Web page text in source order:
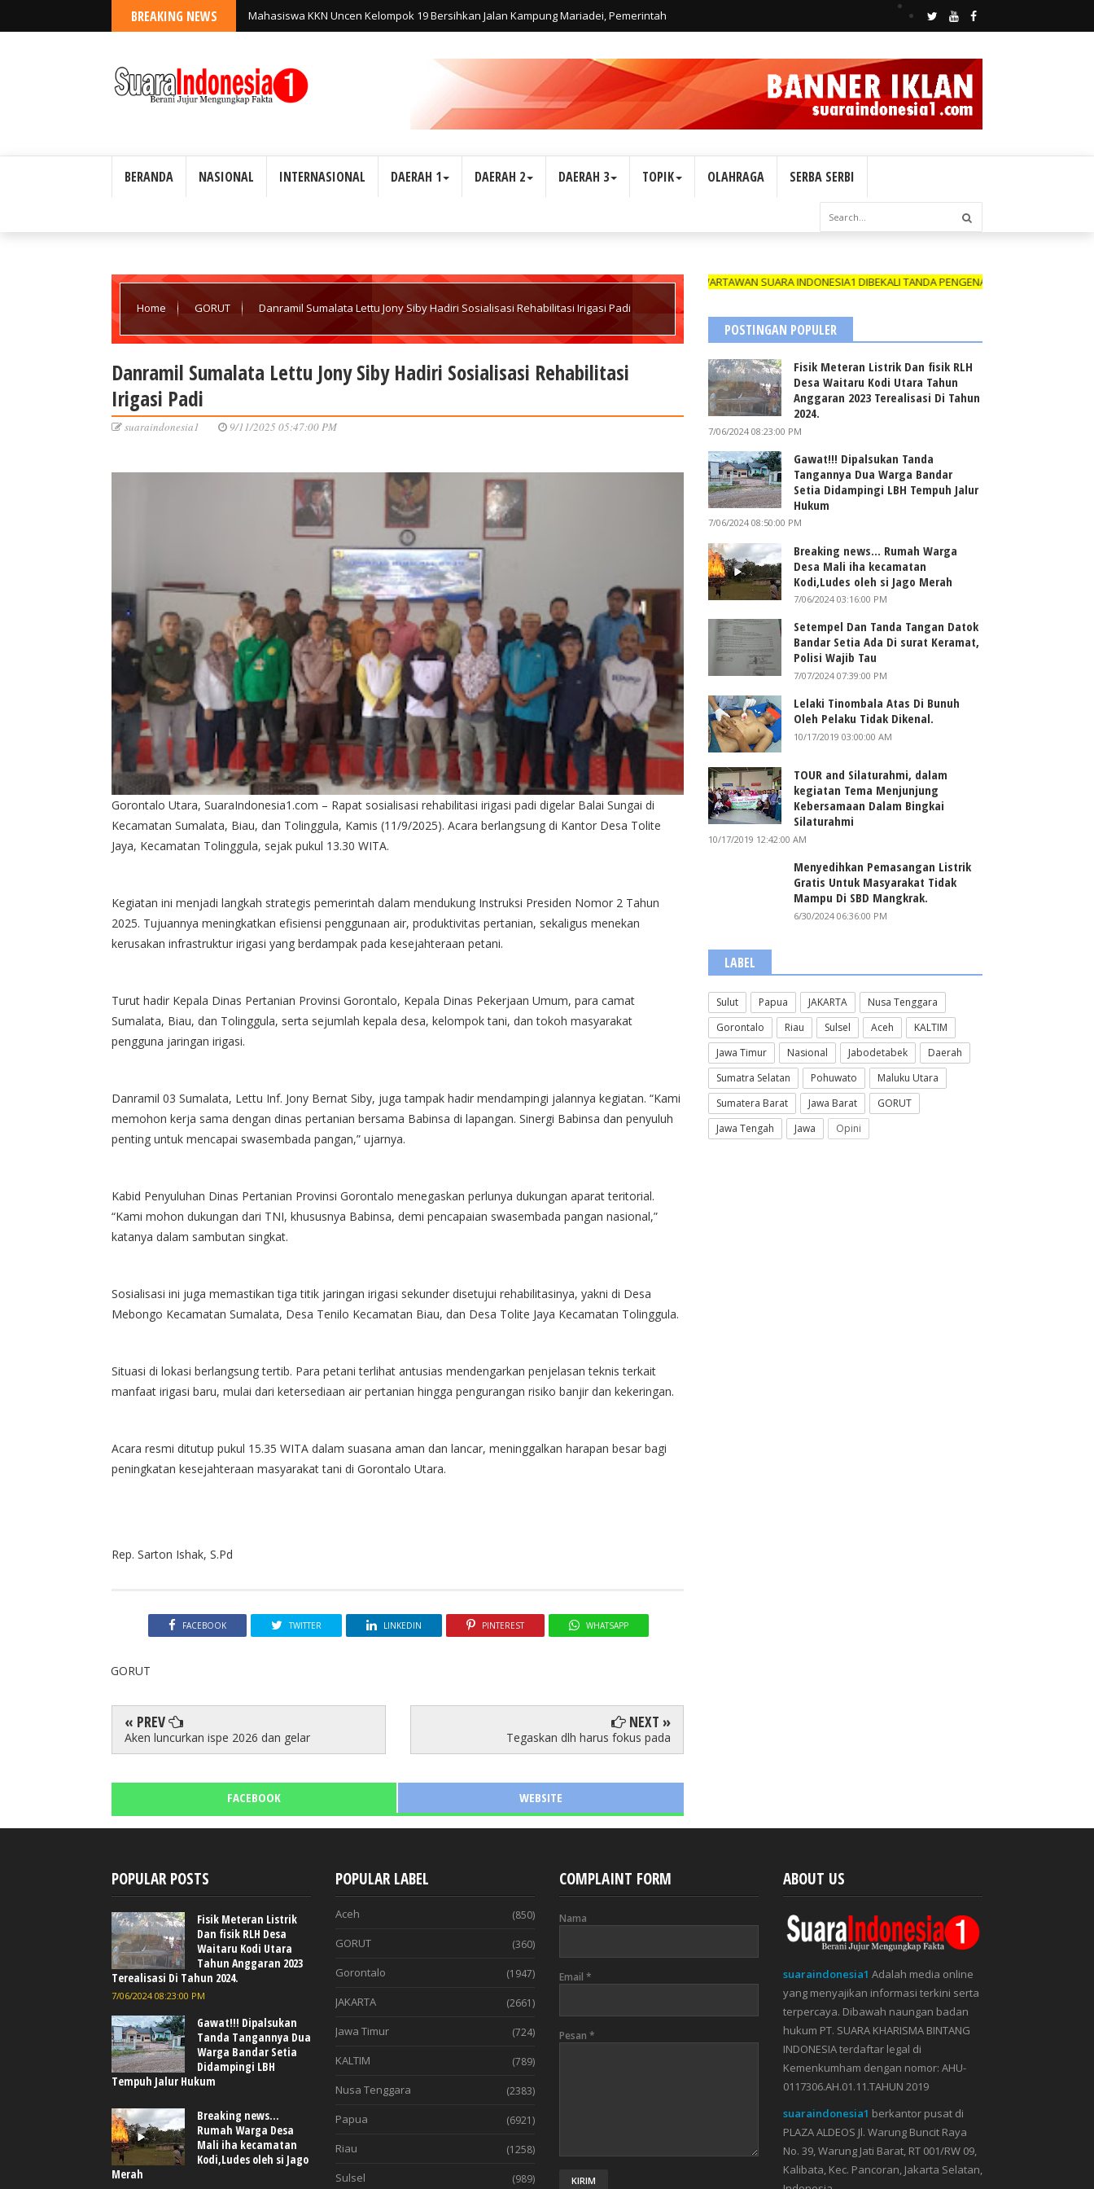
BREAKING NEWS Mahasiswa KKN Uncen Kelompok 19 Bersihkan Jalan Kampung Mariadei, Pemerintah
BERANDA NASIONAL INTERNASIONAL DAERAH 1 DAERAH 2 DAERAH 3 TOPIK OLAHRAGA SERBA SERBI
Home GORUT Danramil Sumalata Lettu Jony Siby Hadiri Sosialisasi Rehabilitasi Irigasi Padi
Danramil Sumalata Lettu Jony Siby Hadiri Sosialisasi Rehabilitasi
Irigasi Padi
suaraindonesia1 9/11/2025 05:47:00 PM
Gorontalo Utara, SuaraIndonesia1.com – Rapat sosialisasi rehabilitasi irigasi padi digelar Balai Sungai di
Kecamatan Sumalata, Biau, dan Tolinggula, Kamis (11/9/2025). Acara berlangsung di Kantor Desa Tolite
Jaya, Kecamatan Tolinggula, sejak pukul 13.30 WITA.
Kegiatan ini menjadi langkah strategis pemerintah dalam mendukung Instruksi Presiden Nomor 2 Tahun
2025. Tujuannya meningkatkan efisiensi penggunaan air, produktivitas pertanian, sekaligus menekan
kerusakan infrastruktur irigasi yang berdampak pada kesejahteraan petani.
Turut hadir Kepala Dinas Pertanian Provinsi Gorontalo, Kepala Dinas Pekerjaan Umum, para camat
Sumalata, Biau, dan Tolinggula, serta sejumlah kepala desa, kelompok tani, dan tokoh masyarakat
pengguna jaringan irigasi.
Danramil 03 Sumalata, Lettu Inf. Jony Bernat Siby, juga tampak hadir mendampingi jalannya kegiatan. “Kami
memohon kerja sama dengan dinas pertanian bersama Babinsa di lapangan. Sinergi Babinsa dan penyuluh
penting untuk mencapai swasembada pangan,” ujarnya.
Kabid Penyuluhan Dinas Pertanian Provinsi Gorontalo menegaskan perlunya dukungan aparat teritorial.
“Kami mohon dukungan dari TNI, khususnya Babinsa, demi pencapaian swasembada pangan nasional,”
katanya dalam sambutan singkat.
Sosialisasi ini juga memastikan tiga titik jaringan irigasi sekunder disetujui rehabilitasinya, yakni di Desa
Mebongo Kecamatan Sumalata, Desa Tenilo Kecamatan Biau, dan Desa Tolite Jaya Kecamatan Tolinggula.
Situasi di lokasi berlangsung tertib. Para petani terlihat antusias mendengarkan penjelasan teknis terkait
manfaat irigasi baru, mulai dari ketersediaan air pertanian hingga pengurangan risiko banjir dan kekeringan.
Acara resmi ditutup pukul 15.35 WITA dalam suasana aman dan lancar, meninggalkan harapan besar bagi
peningkatan kesejahteraan masyarakat tani di Gorontalo Utara.
Rep. Sarton Ishak, S.Pd
FACEBOOK TWITTER LINKEDIN PINTEREST WHATSAPP
GORUT
« PREV
Aken luncurkan ispe 2026 dan gelar
NEXT »
Tegaskan dlh harus fokus pada
FACEBOOK WEBSITE
WARTAWAN SUARA INDONESIA1 DIBEKALI TANDA PENGENAL (ID CARD) YANG MASIH
POSTINGAN POPULER
Fisik Meteran Listrik Dan fisik RLH
Desa Waitaru Kodi Utara Tahun
Anggaran 2023 Terealisasi Di Tahun
2024.
7/06/2024 08:23:00 PM
Gawat!!! Dipalsukan Tanda
Tangannya Dua Warga Bandar
Setia Didampingi LBH Tempuh Jalur
Hukum
7/06/2024 08:50:00 PM
Breaking news... Rumah Warga
Desa Mali iha kecamatan
Kodi,Ludes oleh si Jago Merah
7/06/2024 03:16:00 PM
Setempel Dan Tanda Tangan Datok
Bandar Setia Ada Di surat Keramat,
Polisi Wajib Tau
7/07/2024 07:39:00 PM
Lelaki Tinombala Atas Di Bunuh
Oleh Pelaku Tidak Dikenal.
10/17/2019 03:00:00 AM
TOUR and Silaturahmi, dalam
kegiatan Tema Menjunjung
Kebersamaan Dalam Bingkai
Silaturahmi
10/17/2019 12:42:00 AM
Menyedihkan Pemasangan Listrik
Gratis Untuk Masyarakat Tidak
Mampu Di SBD Mangkrak.
6/30/2024 06:36:00 PM
LABEL
Sulut Papua JAKARTA
Nusa Tenggara
Gorontalo
Riau Sulsel Aceh
KALTIM
Jawa Timur
Nasional Jabodetabek
Daerah
Sumatra Selatan
Pohuwato
Maluku Utara
Sumatera Barat
Jawa Barat
GORUT
Jawa Tengah
Jawa Opini
POPULAR POSTS
Fisik Meteran Listrik
Dan fisik RLH Desa
Waitaru Kodi Utara
Tahun Anggaran 2023
Terealisasi Di Tahun 2024.
7/06/2024 08:23:00 PM
Gawat!!! Dipalsukan
Tanda Tangannya Dua
Warga Bandar Setia
Didampingi LBH
Tempuh Jalur Hukum
Breaking news...
Rumah Warga Desa
Mali iha kecamatan
Kodi,Ludes oleh si Jago
Merah
POPULAR LABEL
Aceh (850)
GORUT (360)
Gorontalo (1947)
JAKARTA (2661)
Jawa Timur (724)
KALTIM (789)
Nusa Tenggara (2383)
Papua (6921)
Riau (1258)
Sulsel (989)
COMPLAINT FORM
Nama
Email *
Pesan *
ABOUT US
suaraindonesia1 Adalah media online
yang menyajikan informasi terkini serta
terpercaya. Dibawah naungan badan
hukum PT. SUARA KHARISMA BINTANG
INDONESIA terdaftar legal di
Kemenkumham dengan nomor: AHU-
0117306.AH.01.11.TAHUN 2019
suaraindonesia1 berkantor pusat di
PLAZA ALDEOS Jl. Warung Buncit Raya
No. 39, Warung Jati Barat, RT 001/RW 09,
Kalibata, Kec. Pancoran, Jakarta Selatan,